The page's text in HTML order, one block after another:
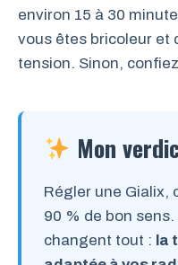
environ 15 à 30
vous êtes bricoleur et
tension. Sinon,
Mon
Régler une Gialix,
90 % de bon
changent tout : la